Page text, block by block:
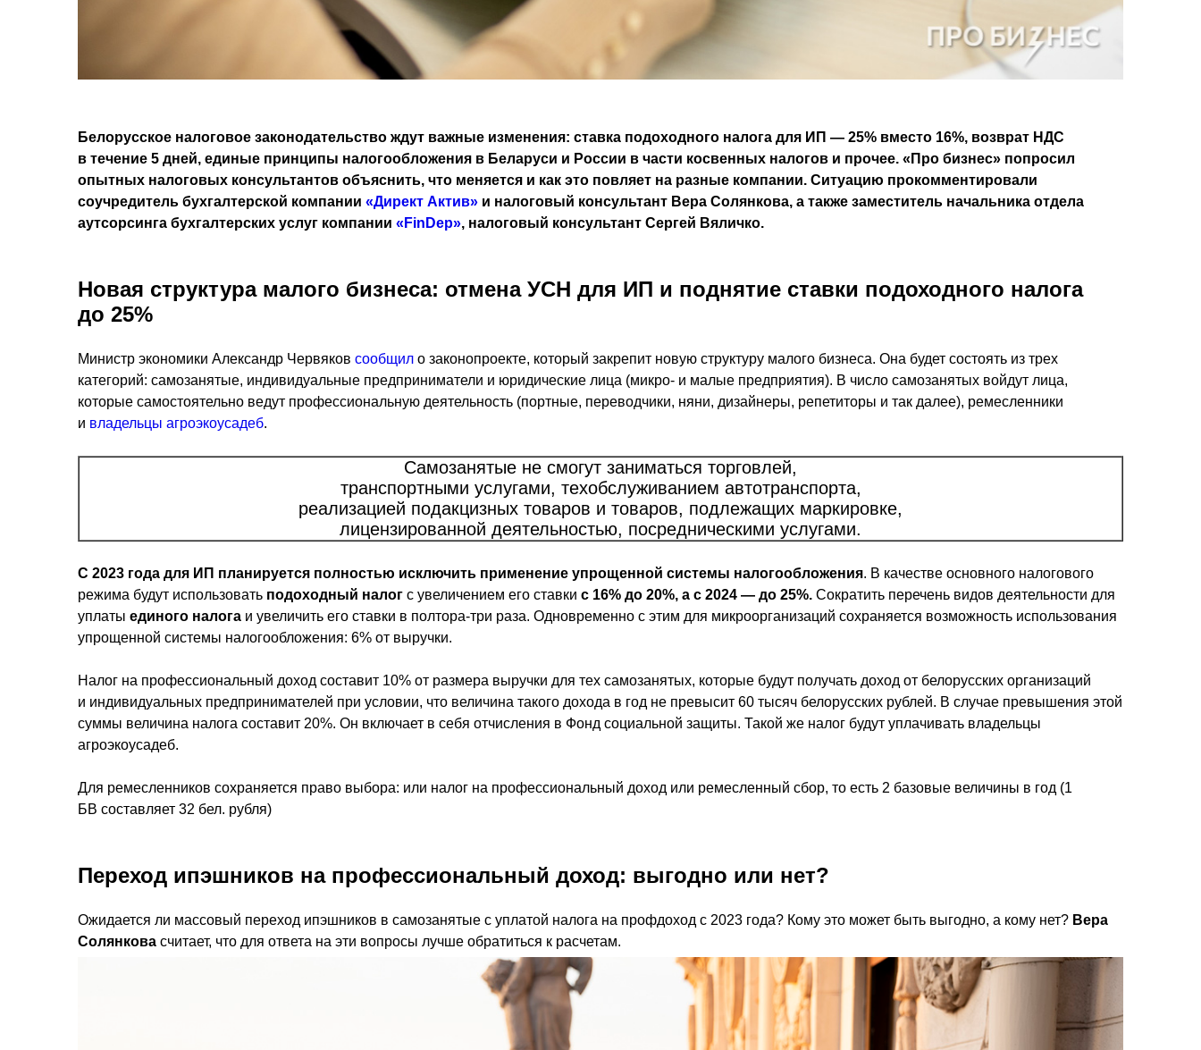
Белорусское налоговое законодательство ждут важные изменения: ставка подоходного налога для ИП — 25% вместо 16%, возврат НДС
в течение 5 дней, единые принципы налогообложения в Беларуси и России в части косвенных налогов и прочее. «Про бизнес» попросил
опытных налоговых консультантов объяснить, что меняется и как это повляет на разные компании. Ситуацию прокомментировали
соучредитель бухгалтерской компании «Директ Актив» и налоговый консультант Вера Солянкова, а также заместитель начальника отдела
аутсорсинга бухгалтерских услуг компании «FinDep», налоговый консультант Сергей Вяличко.
Новая структура малого бизнеса: отмена УСН для ИП и поднятие ставки подоходного налога
до 25%
Министр экономики Александр Червяков сообщил о законопроекте, который закрепит новую структуру малого бизнеса. Она будет состоять из трех
категорий: самозанятые, индивидуальные предприниматели и юридические лица (микро- и малые предприятия). В число самозанятых войдут лица,
которые самостоятельно ведут профессиональную деятельность (портные, переводчики, няни, дизайнеры, репетиторы и так далее), ремесленники
и владельцы агроэкоусадеб.
Самозанятые не смогут заниматься торговлей,
транспортными услугами, техобслуживанием автотранспорта,
реализацией подакцизных товаров и товаров, подлежащих маркировке,
лицензированной деятельностью, посредническими услугами.
С 2023 года для ИП планируется полностью исключить применение упрощенной системы налогообложения. В качестве основного налогового
режима будут использовать подоходный налог с увеличением его ставки с 16% до 20%, а с 2024 — до 25%. Сократить перечень видов деятельности для
уплаты единого налога и увеличить его ставки в полтора-три раза. Одновременно с этим для микроорганизаций сохраняется возможность использования
упрощенной системы налогообложения: 6% от выручки.
Налог на профессиональный доход составит 10% от размера выручки для тех самозанятых, которые будут получать доход от белорусских организаций
и индивидуальных предпринимателей при условии, что величина такого дохода в год не превысит 60 тысяч белорусских рублей. В случае превышения этой
суммы величина налога составит 20%. Он включает в себя отчисления в Фонд социальной защиты. Такой же налог будут уплачивать владельцы
агроэкоусадеб.
Для ремесленников сохраняется право выбора: или налог на профессиональный доход или ремесленный сбор, то есть 2 базовые величины в год (1
БВ составляет 32 бел. рубля)
Переход ипэшников на профессиональный доход: выгодно или нет?
Ожидается ли массовый переход ипэшников в самозанятые с уплатой налога на профдоход с 2023 года? Кому это может быть выгодно, а кому нет? Вера
Солянкова считает, что для ответа на эти вопросы лучше обратиться к расчетам.